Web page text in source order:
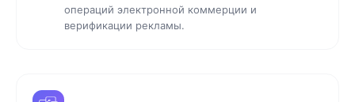
операций электронной коммерции и
верификации рекламы.